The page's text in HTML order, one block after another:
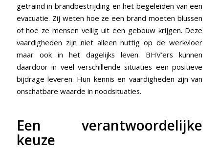
getraind in brandbestrijding en het begeleiden van een
evacuatie. Zij weten hoe ze een brand moeten blussen
of hoe ze mensen veilig uit een gebouw krijgen. Deze
vaardigheden zijn niet alleen nuttig op de werkvloer
maar ook in het dagelijks leven. BHV’ers kunnen
daardoor in veel verschillende situaties een positieve
bijdrage leveren. Hun kennis en vaardigheden zijn van
onschatbare waarde in noodsituaties.
Een verantwoordelijke
keuze